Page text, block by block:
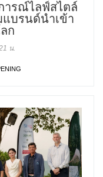
การณ์ไลฟ์สไตล์
แบรนด์นำเข้า
ก
น.